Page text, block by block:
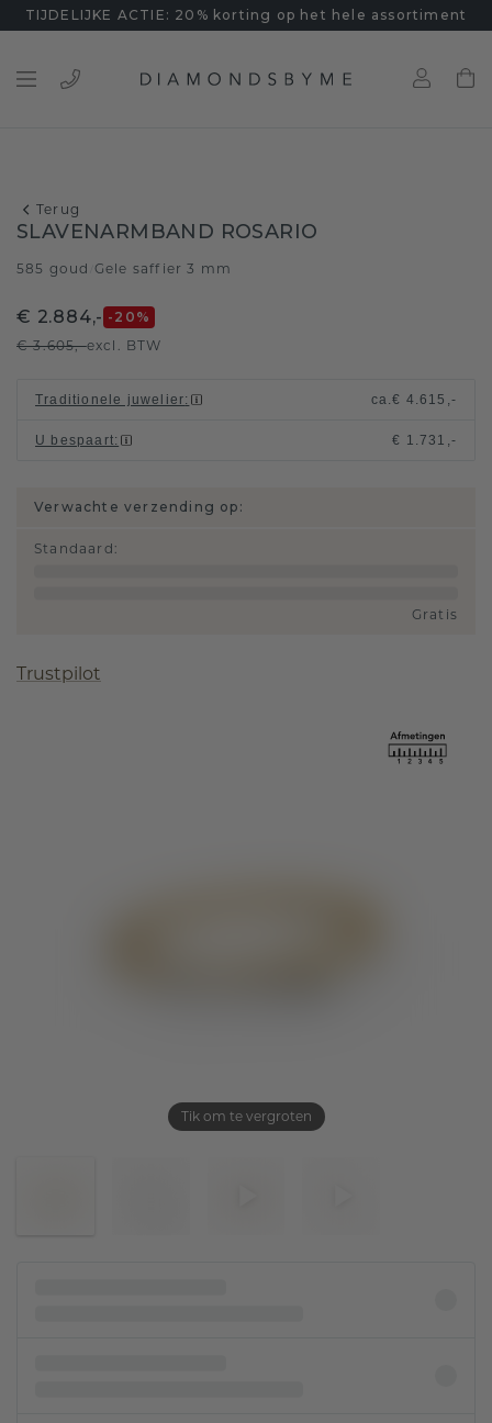
TIJDELIJKE ACTIE: 20% korting op het hele assortiment
Terug
Tik om te vergroten
SLAVENARMBAND ROSARIO
585 goud Gele saffier 3 mm
€ 2.884,- -20 %
€ 3.605,-excl. BTW
Traditionele juwelier: ca.€ 4.615,-
U bespaart: € 1.731,-
Verwachte verzending op:
Standaard :
Gratis
Trustpilot